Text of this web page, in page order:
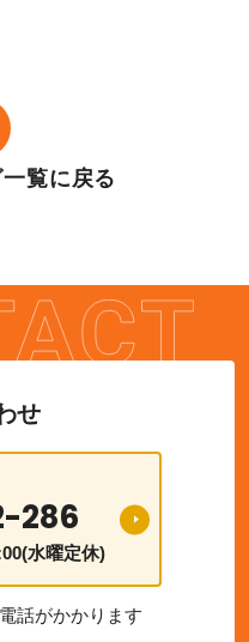
覧に戻る
せ
286
水曜定休)
話がかかります